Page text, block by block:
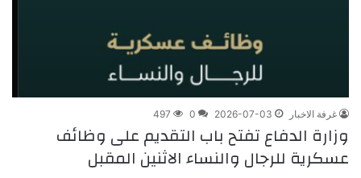
غرفة الاخبار 2026-07-03
0
497
وزارة الدفاع تفتح باب التقديم على وظائف
عسكرية للرجال والنساء الاثنين المقبل